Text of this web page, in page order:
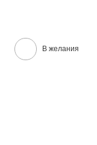
В желания